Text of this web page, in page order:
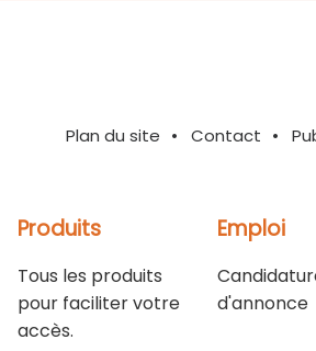
Plan du site Contact
Produits
Tous les produits
pour faciliter votre
accès.
Emploi
d'annonce